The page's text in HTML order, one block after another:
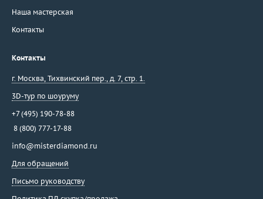
Наша мастерская
Контакты
Контакты
г. Москва, Тихвинский пер., д. 7, стр. 1.
3D-тур по шоуруму
+7 (495) 190-78-88
8 (800) 777-17-88
info@misterdiamond.ru
Для обращений
Письмо руководству